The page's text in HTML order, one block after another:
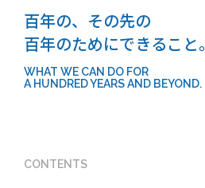
百年の、その先の
百年のためにできること。
WHAT WE CAN DO FOR
A HUNDRED YEARS AND BEYOND.
CONTENTS